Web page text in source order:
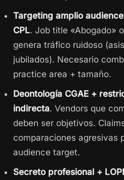
Targeting amplio
CPL. Job title «Abogado»
genera tráfico ruidoso
jubilados). Necesario
practice area + tamaño.
Deontología CGAE +
indirecta. Vendors que
deben ser objetivos.
comparaciones agresivas
audience target.
Secreto profesional +